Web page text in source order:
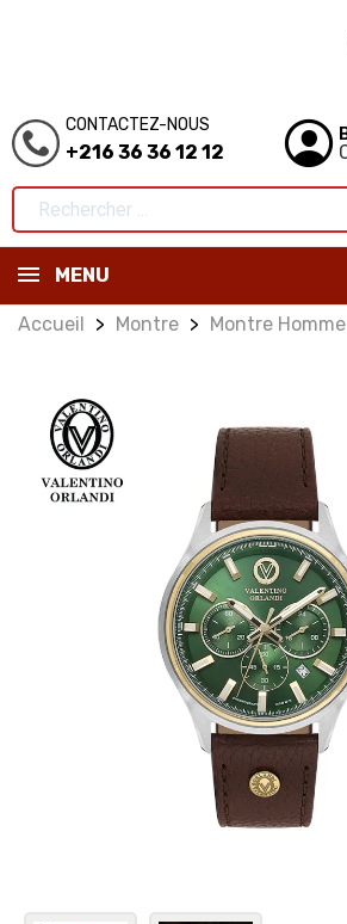
CONTACTEZ-NOUS
+216 36 36 12 12
MENU
Accueil Montre Montre